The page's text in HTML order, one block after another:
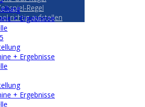
Regel
richtig aufstellen
+ Ergebnisse
+ Ergebnisse
+ Ergebnisse